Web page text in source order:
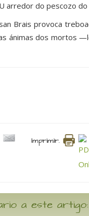
arredor do pescozo
Brais provoca
ánimas dos mortos
Imprimir.
a este artigo: